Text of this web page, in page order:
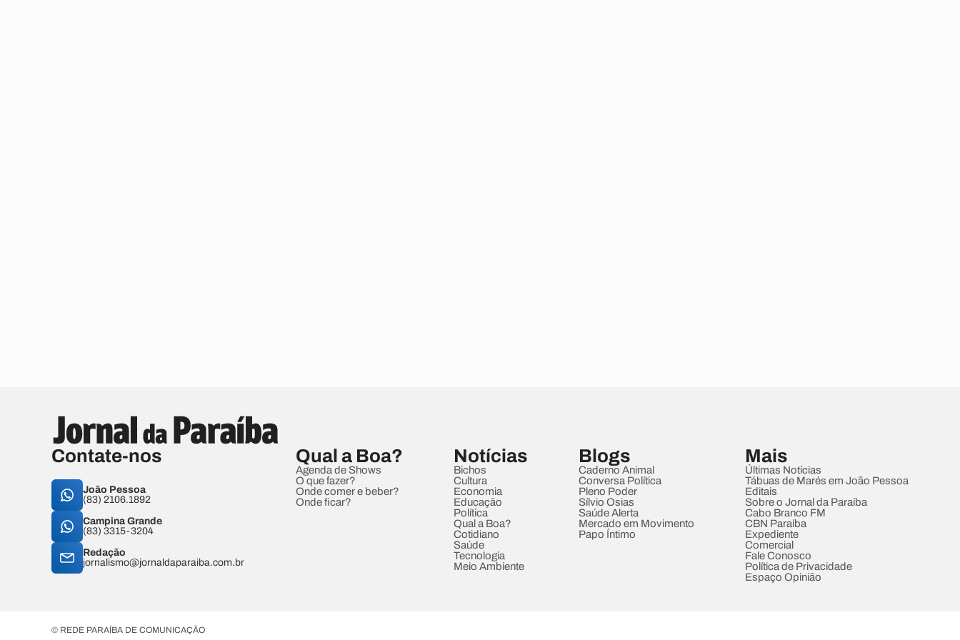
Contate-nos
João Pessoa
(83) 2106.1892
Campina Grande
(83) 3315-3204
Redação
jornalismo@jornaldaparaiba.com.br
Qual a Boa?
Agenda de Shows
O que fazer?
Onde comer e beber?
Onde ficar?
Notícias
Bichos
Cultura
Economia
Educação
Política
Qual a Boa?
Cotidiano
Saúde
Tecnologia
Meio Ambiente
Blogs
Caderno Animal
Conversa Política
Pleno Poder
Sílvio Osias
Saúde Alerta
Mercado em Movimento
Papo Íntimo
Mais
Últimas Notícias
Tábuas de Marés em João Pessoa
Editais
Sobre o Jornal da Paraíba
Cabo Branco FM
CBN Paraíba
Expediente
Comercial
Fale Conosco
Política de Privacidade
Espaço Opinião
© REDE PARAÍBA DE COMUNICAÇÃO